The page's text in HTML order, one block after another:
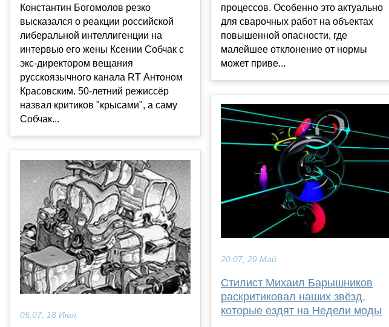
Константин Богомолов резко
высказался о реакции российской
либеральной интеллигенции на
интервью его жены Ксении Собчак с
экс-директором вещания
русскоязычного канала RT Антоном
Красовским. 50-летний режиссёр
назвал критиков "крысами", а саму
Собчак...
05:07, 18 Июл
процессов. Особенно это актуально
для сварочных работ на объектах
повышенной опасности, где
малейшее отклонение от нормы
может приве...
20:07, 29 Май
Стилист Михаил Барышников
раскритиковал наших звёзд,
которые ездят на Недели моды